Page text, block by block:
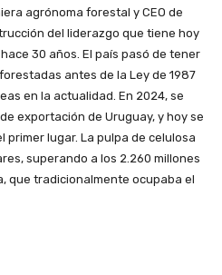
agrónoma forestal y CEO de
del liderazgo que tiene hoy
30 años. El país pasó de tener
antes de la Ley de 1987
en la actualidad. En 2024, se
exportación de Uruguay, y hoy se
primer lugar. La pulpa de celulosa
superando a los 2.260 millones
que tradicionalmente ocupaba el